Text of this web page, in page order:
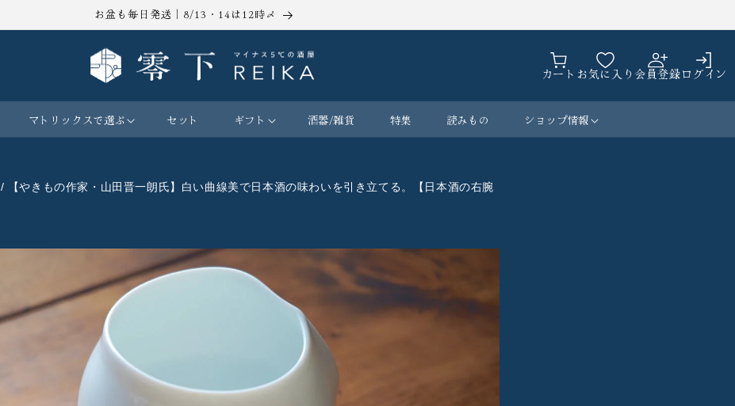
お盆も毎日発送｜8/13・14は12時〆
カート
ー
お気に入り 会員登録ログイン
ロ
グ
マトリックスで選ぶ セット ギフト 酒器/雑貨 特集 読みもの ショップ情報
/ 【やきもの作家・山田晋一朗氏】白い曲線美で日本酒の味わいを引き立てる。【日本酒の右腕